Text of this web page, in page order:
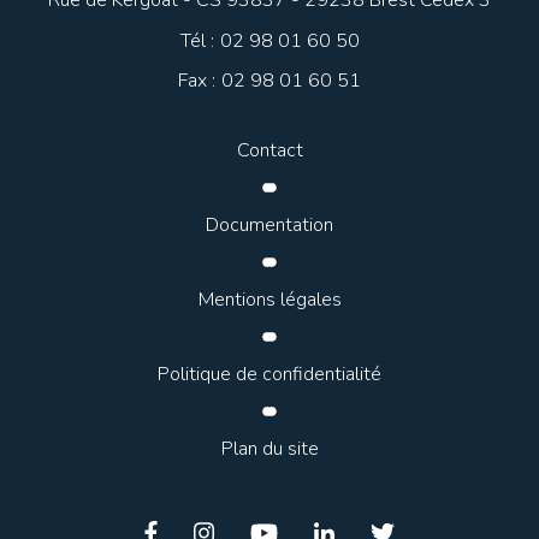
EN SAVOIR +
Tél : 02 98 01 60 50
Fax : 02 98 01 60 51
Contact
Documentation
Mentions légales
Politique de confidentialité
Plan du site